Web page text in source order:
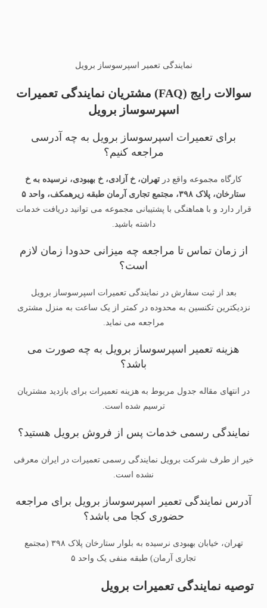
نمایندگی تعمیر اسپرسوساز برویل
سوالات رایج (FAQ) مشتریان نمایندگی تعمیرات
اسپرسوساز برویل
برای تعمیرات اسپرسوساز برویل به چه آدرسی
مراجعه کنیم؟
کارگاه مجموعه واقع در تهران، خ آزادی، خ بهبودی، نرسیده به خ
ستارخان، پلاک ۳۹۸، مجتمع تجاری آرمان طبقه زیرهمکف، واحد ۵
قرار دارد و با هماهنگی با پشتیبانی مجموعه می توانید دریافت خدمات
داشته باشید.
از زمان تماس تا مراجعه چه میزانی حدودا زمان لازم
است؟
بعد از ثبت سفارش در نمایندگی تعمیرات اسپرسوساز برویل
نزدیکترین تکنسین به محدوده در کمتر از یک ساعت به منزل مشتری
مراجعه می نماید.
هزینه تعمیر اسپرسوساز برویل به چه صورت می
باشد؟
در انتهای مقاله جدول مربوط به هزینه تعمیرات برای بازدید مشتریان
ترسیم شده است.
نمایندگی رسمی خدمات پس از فروش برویل هستید؟
خیر از طرف شرکت برویل نمایندگی رسمی تعمیرات در ایران معرفی
نشده است.
آدرس نمایندگی تعمیر اسپرسوساز برویل برای مراجعه
حضوری کجا می باشد؟
تهران، خیابان بهبودی نرسیده به بلوار ستارخان پلاک ۳۹۸ (مجتمع
تجاری آرمان) طبقه منفی یک واحد ۵
توصیه نمایندگی تعمیرات برویل